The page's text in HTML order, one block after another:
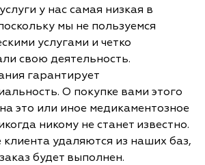
у нас самая низкая в
мы не пользуемся
услугами и четко
свою деятельность.
гарантирует
О покупке вами этого
это или иное медикаментозное
никому не станет известно.
удаляются из наших баз,
будет выполнен.